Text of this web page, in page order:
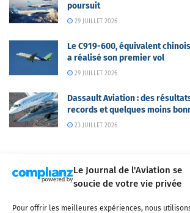
Le Journal de l'Aviation se
soucie de votre vie privée
Pour offrir les meilleures expériences, nous
poursuit
29 JUILLET 2026
Le C919-600, équivalent chinois
a réalisé son premier vol
29 JUILLET 2026
Dassault Aviation : des
records et quelques moins
23 JUILLET 2026